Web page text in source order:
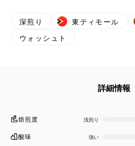
深煎り 東ティモール
ウォッシュト
詳細情報
焙煎度 浅煎り
酸味 強い